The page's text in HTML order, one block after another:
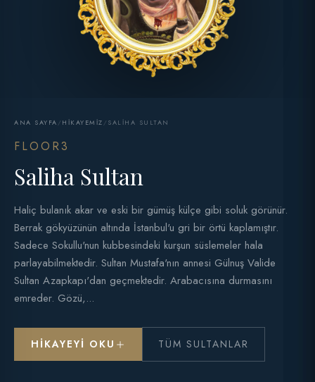
ANA SAYFA / HIKAYEMIZ / SALIHA SULTAN
FLOOR3
Saliha Sultan
Haliç bulanık akar ve eski bir gümüş külçe gibi soluk görünür.
Berrak gökyüzünün altında İstanbul'u gri bir örtü kaplamıştır.
Sadece Sokullu'nun kubbesindeki kurşun süslemeler hala
parlayabilmektedir. Sultan Mustafa'nın annesi Gülnuş Valide
Sultan Azapkapı'dan geçmektedir. Arabacısına durmasını
emreder. Gözü,...
HIKAYEYI OKU TÜM SULTANLAR